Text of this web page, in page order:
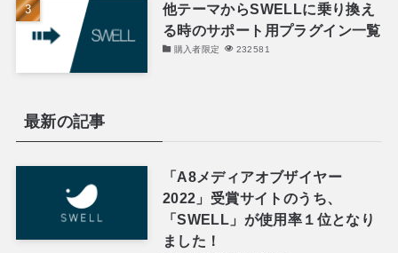
他テーマからSWELLに乗り換え
る時のサポート用プラグイン一覧
購入者限定 232581
最新の記事
「A8メディアオブザイヤー
2022」受賞サイトのうち、
「SWELL」が使用率１位となり
ました！